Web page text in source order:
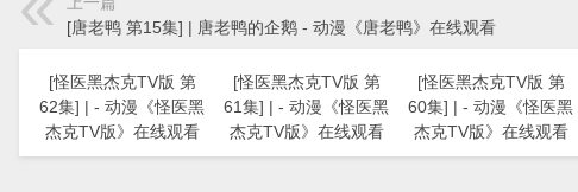
[唐老鸭 第15集] | 唐老鸭的企鹅 - 动漫《唐老鸭》在线观看
[怪医黑杰克TV版 第
62集] | - 动漫《怪医黑
杰克TV版》在线观看
[怪医黑杰克TV版 第
61集] | - 动漫《怪医黑
杰克TV版》在线观看
[怪医黑杰克TV版 第
60集] | - 动漫《怪医黑
杰克TV版》在线观看